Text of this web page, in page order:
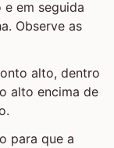
em seguida
Observe as
alto, dentro
alto encima de
para que a